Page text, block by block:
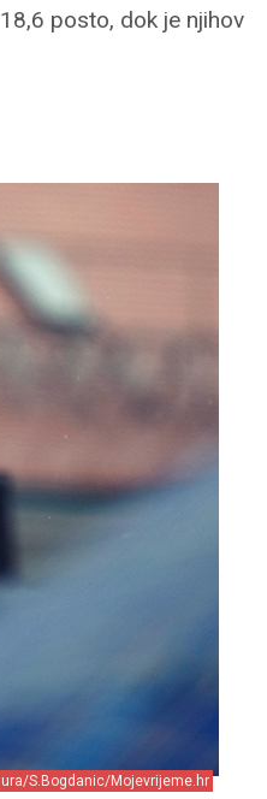
posto, dok je njihov
S.Bogdanic/Mojevrijeme.hr